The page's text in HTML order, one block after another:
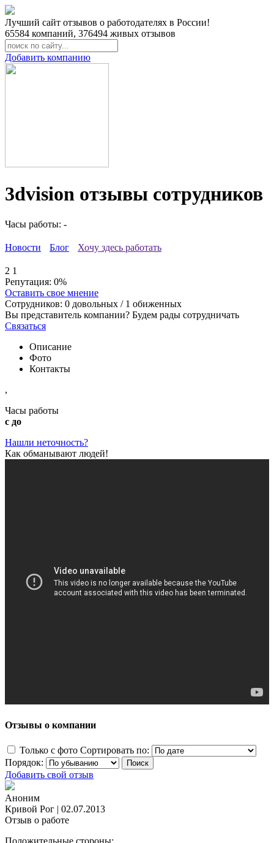
Лучший сайт отзывов о работодателях в России!
65584 компаний, 376494 живых отзывов
Добавить компанию
3dvision отзывы сотрудников
Часы работы: -
Новости Блог Хочу здесь работать
2 1
Репутация: 0%
Оставить свое мнение
Сотрудников: 0 довольных / 1 обиженных
Вы представитель компании? Будем рады сотрудничать
Связаться
Описание
Фото
Контакты
,
Часы работы
с до
Нашли неточность?
Как обманывают людей!
Отзывы о компании
Только с фото Сортировать по:
Порядок:
Добавить свой отзыв
Аноним
Кривой Рог | 02.07.2013
Отзыв о работе